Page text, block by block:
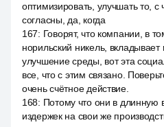
оптимизировать, улучшать то,
согласны, да, когда
167: Говорят, что компании, в
норильский никель, вкладывает
улучшение среды, вот эта
все, что с этим связано.
очень счётное действие.
168: Потому что они в длинную
издержек на свои же